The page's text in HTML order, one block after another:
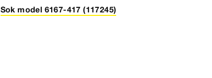
Sok model 6167-417 (117245)